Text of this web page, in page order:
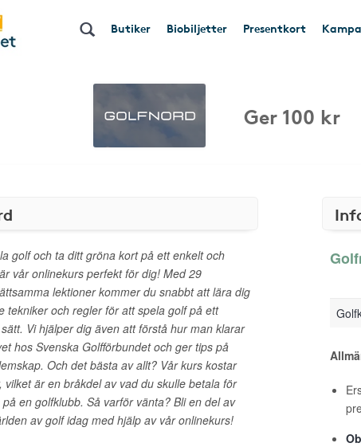
Butiker Biobiljetter Presentkort
Ger 100 kr
golf och ta ditt gröna kort på ett enkelt och
vår onlinekurs perfekt för dig! Med 29
lektioner kommer du snabbt att lära dig
tekniker och regler för att spela golf på ett
Vi hjälper dig även att förstå hur man klarar
hos Svenska Golfförbundet och ger tips på
Och det bästa av allt? Vår kurs kostar
vilket är en bråkdel av vad du skulle betala för
en golfklubb. Så varför vänta? Bli en del av
av golf idag med hjälp av vår onlinekurs!